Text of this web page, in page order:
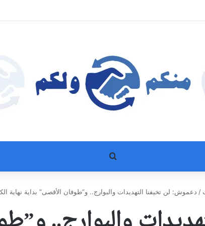
بحث عن
/ دعموش: لن تخيفنا التهديدات والبوارج.. و”طوفان الأقصى” بداية نهاية